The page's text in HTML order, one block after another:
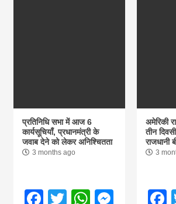
प्रतिनिधि सभा में आज 6
कार्यसूचियाँ, प्रधानमंत्री के
जवाब देने को लेकर अनिश्चितता
3 months ago
Facebook
Twitter
अमेरिकी
तीन
राजधानी
3